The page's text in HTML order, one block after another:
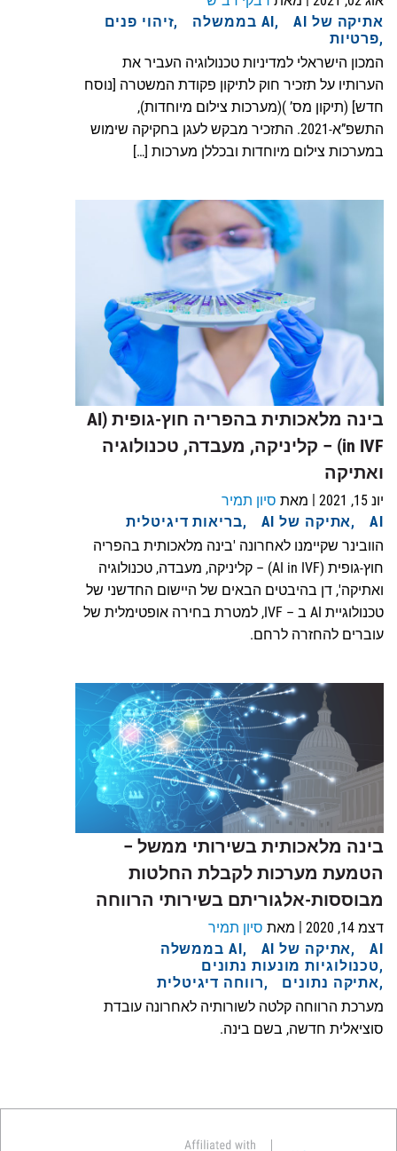
אתיקה של AI
AI בממשלה
זיהוי פנים
פרטיות
המכון הישראלי למדיניות טכנולוגיה העביר את
הערותיו על תזכיר חוק לתיקון פקודת המשטרה [נוסח
חדש] (תיקון מס’ )(מערכות צילום מיוחדות),
התשפ”א-2021. התזכיר מבקש לעגן בחקיקה שימוש
במערכות צילום מיוחדות ובכללן מערכות […]
בינה מלאכותית בהפריה חוץ-גופית (AI
in IVF) – קליניקה, מעבדה, טכנולוגיה
ואתיקה
יונ 15, 2021 | מאת סיון תמיר
AI
אתיקה של AI
בריאות דיגיטלית
הוובינר שקיימנו לאחרונה 'בינה מלאכותית בהפריה
חוץ-גופית (AI in IVF) – קליניקה, מעבדה, טכנולוגיה
ואתיקה', דן בהיבטים הבאים של היישום החדשני של
טכנולוגיית AI ב – IVF, למטרת בחירה אופטימלית של
עוברים להחזרה לרחם.
בינה מלאכותית בשירותי ממשל –
הטמעת מערכות לקבלת החלטות
מבוססות-אלגוריתם בשירותי הרווחה
דצמ 14, 2020 | מאת סיון תמיר
AI
אתיקה של AI
AI בממשלה
טכנולוגיות מונעות נתונים
אתיקה נתונים
רווחה דיגיטלית
מערכת הרווחה קלטה לשורותיה לאחרונה עובדת
סוציאלית חדשה, בשם בינה.